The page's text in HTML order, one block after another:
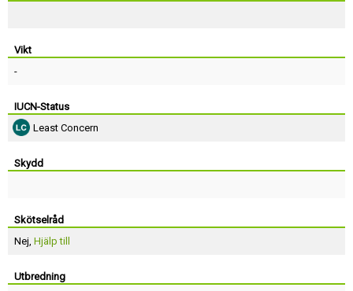
Vikt
-
IUCN-Status
Least Concern
Skydd
Skötselråd
Nej, Hjälp till
Utbredning